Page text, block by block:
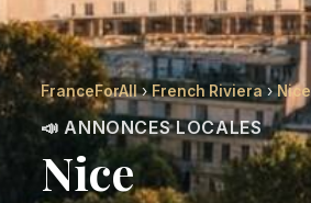
FranceForAll›French Riviera›Nice
📣 ANNONCES LOCALES
Nice